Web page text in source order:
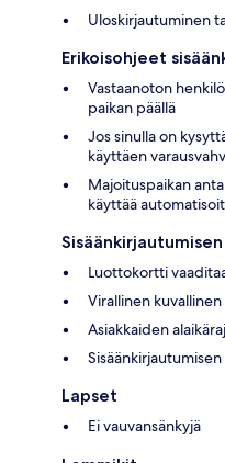
Uloskirjautuminen
Erikoisohjeet
Vastaanoton
paikan päällä
Jos sinulla on
käyttäen
Majoituspaikan
käyttää
Luottokortti
Virallinen
Asiakkaiden
Sisäänkirjautumisen
Lapset
Ei vauvansänkyjä